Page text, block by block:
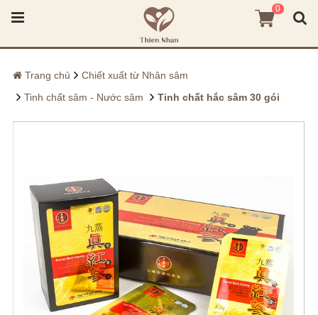
0
Trang chủ
Chiết xuất từ Nhân sâm
Tinh chất sâm - Nước sâm
Tinh chất hắc sâm 30 gói